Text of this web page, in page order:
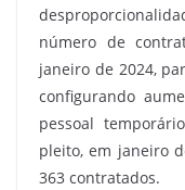
número de
janeiro de 2024,
configurando
pessoal
pleito, em janeiro
363 contratados.